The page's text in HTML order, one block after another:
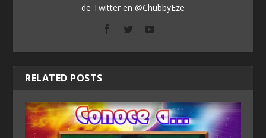
de Twitter en @ChubbyEze
RELATED POSTS